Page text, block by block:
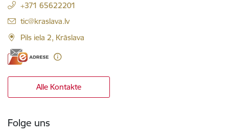
+371 65622201
E-Mail:
tic@kraslava.lv
Pils iela 2, Krāslava
Alle Kontakte
Folge uns